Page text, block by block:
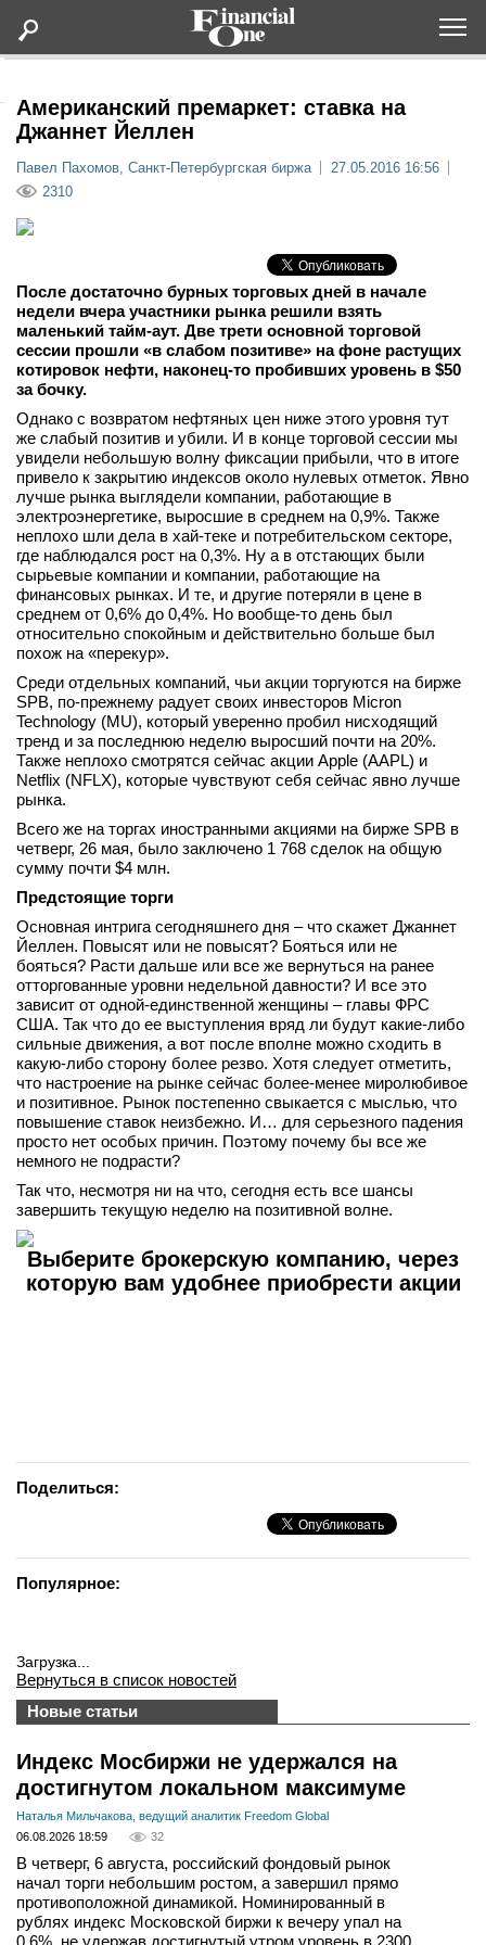
Статьи
Мероприятия
Интервью
вконтакте
телеграм
Стать автором
Вход
Американский премаркет: ставка на
Джаннет Йеллен
Павел Пахомов, Санкт-Петербургская биржа
27.05.2016 16:56
2310
После достаточно бурных торговых дней в начале
недели вчера участники рынка решили взять
маленький тайм-аут. Две трети основной торговой
сессии прошли «в слабом позитиве» на фоне растущих
котировок нефти, наконец-то пробивших уровень в $50
за бочку.
Однако с возвратом нефтяных цен ниже этого уровня тут
же слабый позитив и убили. И в конце торговой сессии мы
увидели небольшую волну фиксации прибыли, что в итоге
привело к закрытию индексов около нулевых отметок. Явно
лучше рынка выглядели компании, работающие в
электроэнергетике, выросшие в среднем на 0,9%. Также
неплохо шли дела в хай-теке и потребительском секторе,
где наблюдался рост на 0,3%. Ну а в отстающих были
сырьевые компании и компании, работающие на
финансовых рынках. И те, и другие потеряли в цене в
среднем от 0,6% до 0,4%. Но вообще-то день был
относительно спокойным и действительно больше был
похож на «перекур».
Среди отдельных компаний, чьи акции торгуются на бирже
SPB, по-прежнему радует своих инвесторов Micron
Technology (MU), который уверенно пробил нисходящий
тренд и за последнюю неделю выросший почти на 20%.
Также неплохо смотрятся сейчас акции Apple (AAPL) и
Netflix (NFLX), которые чувствуют себя сейчас явно лучше
рынка.
Всего же на торгах иностранными акциями на бирже SPB в
четверг, 26 мая, было заключено 1 768 сделок на общую
сумму почти $4 млн.
Предстоящие торги
Основная интрига сегодняшнего дня – что скажет Джаннет
Йеллен. Повысят или не повысят? Бояться или не
бояться? Расти дальше или все же вернуться на ранее
отторгованные уровни недельной давности? И все это
зависит от одной-единственной женщины – главы ФРС
США. Так что до ее выступления вряд ли будут какие-либо
сильные движения, а вот после вполне можно сходить в
какую-либо сторону более резво. Хотя следует отметить,
что настроение на рынке сейчас более-менее миролюбивое
и позитивное. Рынок постепенно свыкается с мыслью, что
повышение ставок неизбежно. И… для серьезного падения
просто нет особых причин. Поэтому почему бы все же
немного не подрасти?
Так что, несмотря ни на что, сегодня есть все шансы
завершить текущую неделю на позитивной волне.
Выберите брокерскую компанию, через
которую вам удобнее приобрести акции
Поделиться:
Популярное:
Загрузка...
Вернуться в список новостей
Новые статьи
Индекс Мосбиржи не удержался на
достигнутом локальном максимуме
Наталья Мильчакова, ведущий аналитик Freedom Global
06.08.2026 18:59
32
В четверг, 6 августа, российский фондовый рынок
начал торги небольшим ростом, а завершил прямо
противоположной динамикой. Номинированный в
рублях индекс Московской биржи к вечеру упал на